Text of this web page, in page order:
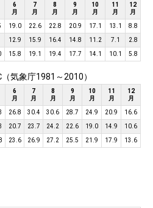
6
月
7
月
8
月
9
月
10
月
11
月
12
月
19.0 22.6 22.8 20.9 17.1 13.1 8.8
12.9 15.9 16.4 14.8 11.2 7.1 2.8
15.8 19.1 19.4 17.7 14.1 10.1 5.8
気象庁1981～2010）
6
月
7
月
8
月
9
月
10
月
11
月
12
月
26.8 30.4 30.6 28.7 24.9 20.9 16.6
20.7 23.7 24.2 22.6 19.0 14.9 10.6
23.6 26.9 27.2 25.5 21.9 17.9 13.6